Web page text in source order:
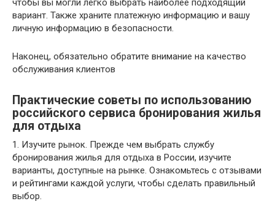
чтобы вы могли легко выбрать наиболее подходящий
вариант. Также храните платежную информацию и вашу
личную информацию в безопасности.
Наконец, обязательно обратите внимание на качество
обслуживания клиентов
Практические советы по использованию
российского сервиса бронирования жилья
для отдыха
1. Изучите рынок. Прежде чем выбрать службу
бронирования жилья для отдыха в России, изучите
варианты, доступные на рынке. Ознакомьтесь с отзывами
и рейтингами каждой услуги, чтобы сделать правильный
выбор.